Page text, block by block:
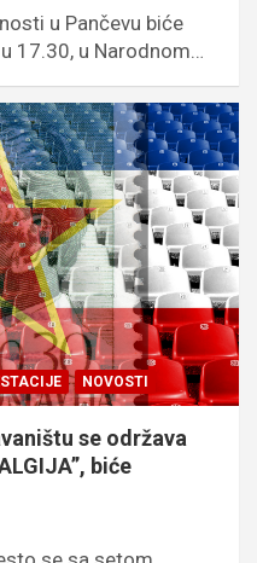
u Pančevu biće
17.30, u Narodnom…
NOVOSTI
se održava
biće